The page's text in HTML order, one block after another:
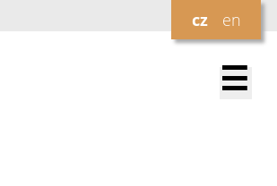
cz en
☰